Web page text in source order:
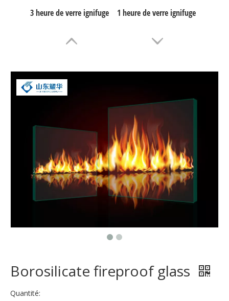
3 heure de verre ignifuge 1 heure de verre ignifuge
Borosilicate fireproof glass
Quantité: